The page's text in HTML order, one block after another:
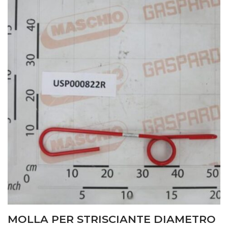
MOLLA PER STRISCIANTE DIAMETRO